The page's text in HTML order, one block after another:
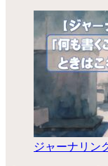
ジャーナリン